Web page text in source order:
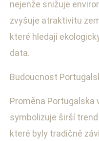
nejenže snižuje
zvyšuje atraktivitu
které hledají
data.
Budoucnost
Proměna Portugalska
symbolizuje širší
které byly tradičně